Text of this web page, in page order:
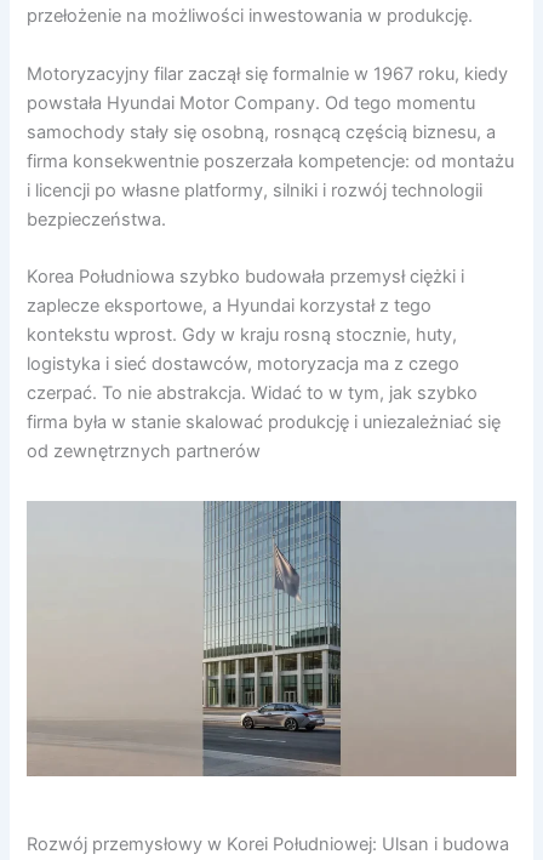
przełożenie na możliwości inwestowania w produkcję.
Motoryzacyjny filar zaczął się formalnie w 1967 roku, kiedy
powstała Hyundai Motor Company. Od tego momentu
samochody stały się osobną, rosnącą częścią biznesu, a
firma konsekwentnie poszerzała kompetencje: od montażu
i licencji po własne platformy, silniki i rozwój technologii
bezpieczeństwa.
Korea Południowa szybko budowała przemysł ciężki i
zaplecze eksportowe, a Hyundai korzystał z tego
kontekstu wprost. Gdy w kraju rosną stocznie, huty,
logistyka i sieć dostawców, motoryzacja ma z czego
czerpać. To nie abstrakcja. Widać to w tym, jak szybko
firma była w stanie skalować produkcję i uniezależniać się
od zewnętrznych partnerów
Rozwój przemysłowy w Korei Południowej: Ulsan i budowa